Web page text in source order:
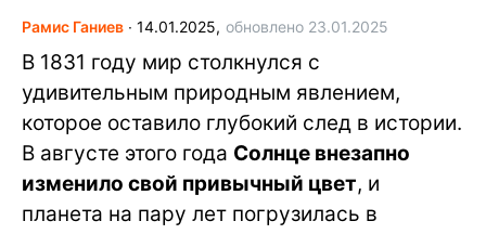
Рамис Ганиев ∙ 14.01.2025, обновлено 23.01.2025
В 1831 году мир столкнулся с
удивительным природным явлением,
которое оставило глубокий след в истории.
В августе этого года Солнце внезапно
изменило свой привычный цвет, и
планета на пару лет погрузилась в